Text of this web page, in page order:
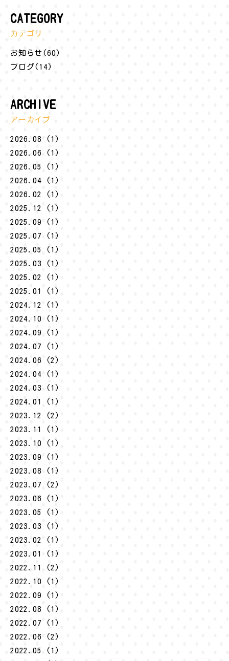
CATEGORY
カテゴリ
お知らせ(60)
ブログ(14)
ARCHIVE
アーカイブ
2026.08 (1)
2026.06 (1)
2026.05 (1)
2026.04 (1)
2026.02 (1)
2025.12 (1)
2025.09 (1)
2025.07 (1)
2025.05 (1)
2025.03 (1)
2025.02 (1)
2025.01 (1)
2024.12 (1)
2024.10 (1)
2024.09 (1)
2024.07 (1)
2024.06 (2)
2024.04 (1)
2024.03 (1)
2024.01 (1)
2023.12 (2)
2023.11 (1)
2023.10 (1)
2023.09 (1)
2023.08 (1)
2023.07 (2)
2023.06 (1)
2023.05 (1)
2023.03 (1)
2023.02 (1)
2023.01 (1)
2022.11 (2)
2022.10 (1)
2022.09 (1)
2022.08 (1)
2022.07 (1)
2022.06 (2)
2022.05 (1)